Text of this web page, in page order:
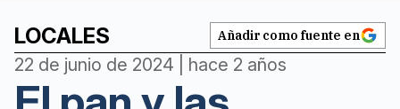
LOCALES Añadir como fuente en
22 de junio de 2024 | hace 2 años